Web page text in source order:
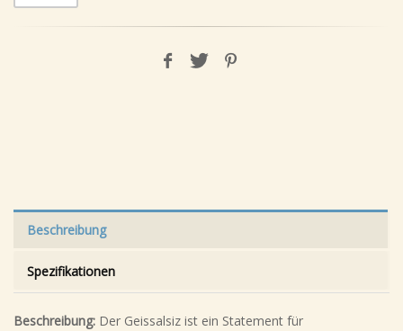
Beschreibung
Spezifikationen
Beschreibung: Der Geissalsiz ist ein Statement für